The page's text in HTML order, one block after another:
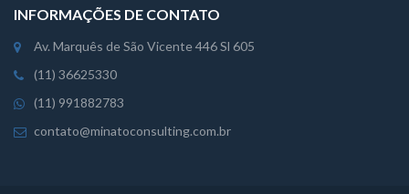
INFORMAÇÕES DE CONTATO
Av. Marquês de São Vicente 446 Sl 605
(11) 36625330
(11) 991882783
contato@minatoconsulting.com.br